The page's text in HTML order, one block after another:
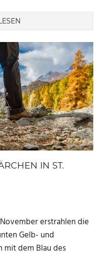
IN ST.
erstrahlen die
Gelb- und
mit dem Blau des